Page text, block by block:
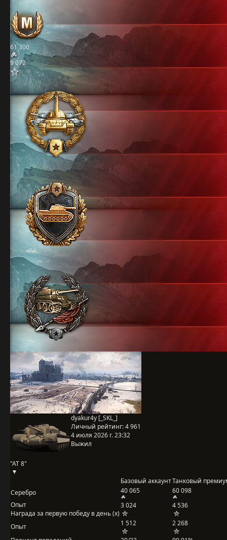
61 300
9 072
"AT 8"
dyakur4y [_SKL_]
Личный рейтинг:4 961
4 июля 2026 г. 23:32
Выжил
Базовый аккаунтТанковый
Серебро
40 065
60 098
Опыт
Награда за первую победу в день (x)
3 024 4 536
Опыт 1 512
2 268